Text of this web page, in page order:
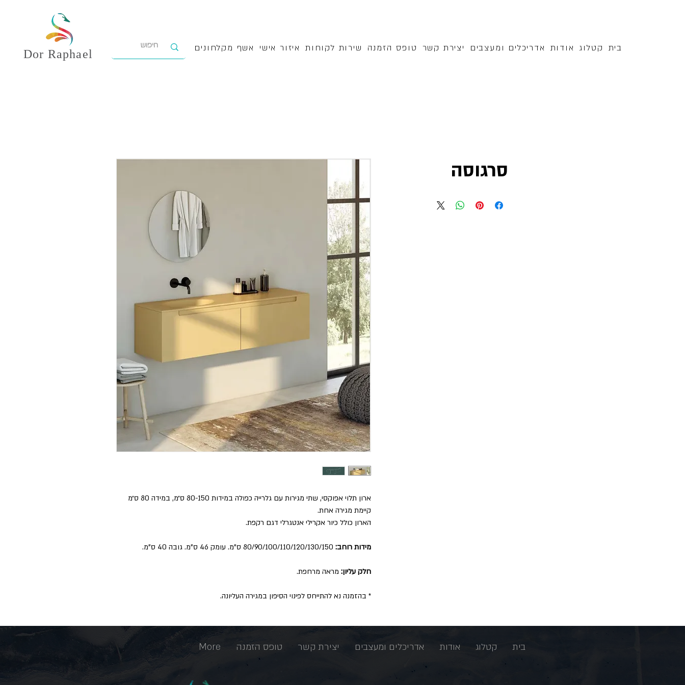
Dor Raphael בית קטלוג אודות אדריכלים ומעצבים יצירת קשר טופס הזמנה שירות לקוחות איזור אישי אשף מקלחונים
ארון תלוי אפוקסי, שתי מגירות עם גלרייה כפולה במידות 80-150 ס״מ, במידה 80 ס״מ
קיימת מגירה אחת.
הארון כולל כיור אקרילי אנטגרלי דגם רקפת.
מידות רוחב: 80/90/100/110/120/130/150 ס"מ. עומק 46 ס"מ. גובה 40 ס"מ.
חלק עליון: מראה מרחפת.
* בהזמנה נא להתייחס לפינוי הסיפון במגירה העליונה.
סרגוסה
בית קטלוג אודות אדריכלים ומעצבים יצירת קשר טופס הזמנה More